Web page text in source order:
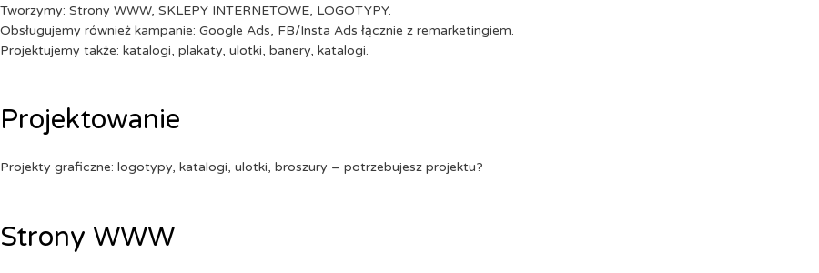
Tworzymy: Strony WWW, SKLEPY INTERNETOWE, LOGOTYPY.
Obsługujemy również kampanie: Google Ads, FB/Insta Ads łącznie z remarketingiem.
Projektujemy także: katalogi, plakaty, ulotki, banery, katalogi.
Projektowanie
Projekty graficzne: logotypy, katalogi, ulotki, broszury – potrzebujesz projektu?
Strony WWW